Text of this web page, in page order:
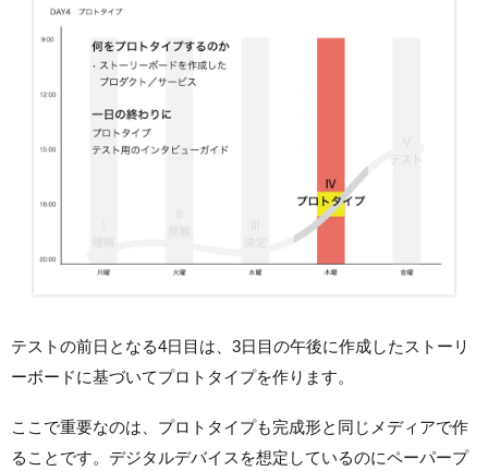
テストの前日となる4日目は、3日目の午後に作成したストーリ
ーボードに基づいてプロトタイプを作ります。
ここで重要なのは、プロトタイプも完成形と同じメディアで作
ることです。デジタルデバイスを想定しているのにペーパープ